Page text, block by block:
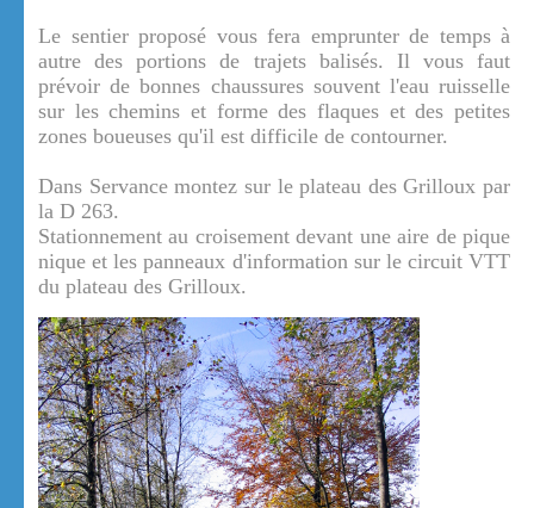
Le sentier proposé vous fera emprunter de temps à
autre des portions de trajets balisés. Il vous faut
prévoir de bonnes chaussures souvent l'eau ruisselle
sur les chemins et forme des flaques et des petites
zones boueuses qu'il est difficile de contourner.
Dans Servance montez sur le plateau des Grilloux par
la D 263.
Stationnement au croisement devant une aire de pique
nique et les panneaux d'information sur le circuit VTT
du plateau des Grilloux.